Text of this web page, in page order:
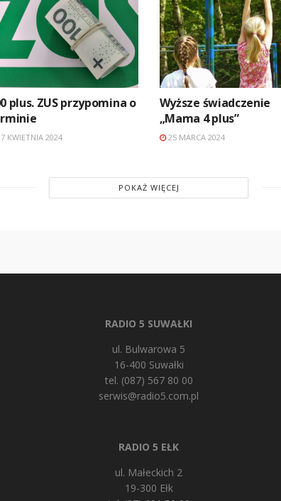
plus. ZUS przypomina o
KWIETNIA 2024
Wyższe świadczenie
„Mama 4 plus”
25 MARCA 2024
POKAŻ WIĘCEJ
RADIO 5 SUWAŁKI
ul. Bulwarowa 5
16-400 Suwałki
tel. (087) 567 80 00
serwis@radio5.com.pl
RADIO 5 EŁK
ul. Małeckich 2
19-300 Ełk